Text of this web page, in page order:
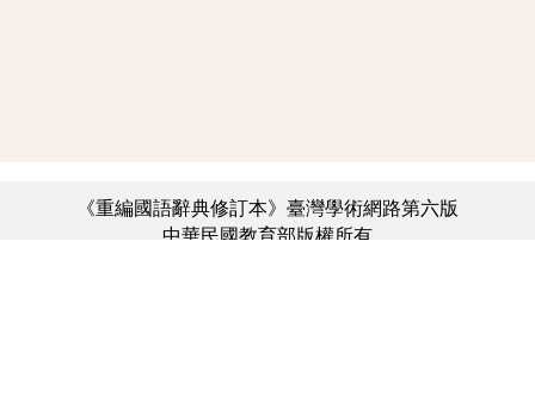
《重編國語辭典修訂本》臺灣學術網路第六版
中華民國教育部版權所有